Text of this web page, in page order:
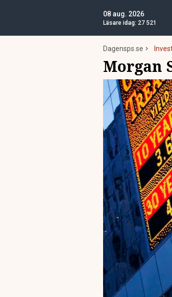
08 aug. 2026
Läsare idag: 27 521
Dagensps.se
Morgan